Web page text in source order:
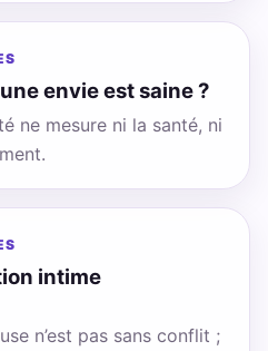
envie est saine ?
ne mesure ni la santé, ni
intime
n’est pas sans conflit ;